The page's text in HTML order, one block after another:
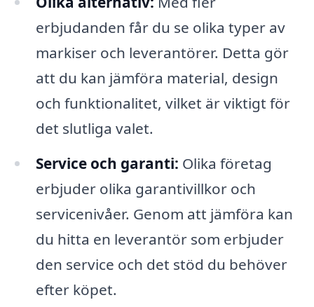
erbjudanden får du se olika typer av
markiser och leverantörer. Detta gör
att du kan jämföra material, design
och funktionalitet, vilket är viktigt för
det slutliga valet.
Service och garanti: Olika företag
erbjuder olika garantivillkor och
servicenivåer. Genom att jämföra kan
du hitta en leverantör som erbjuder
den service och det stöd du behöver
efter köpet.